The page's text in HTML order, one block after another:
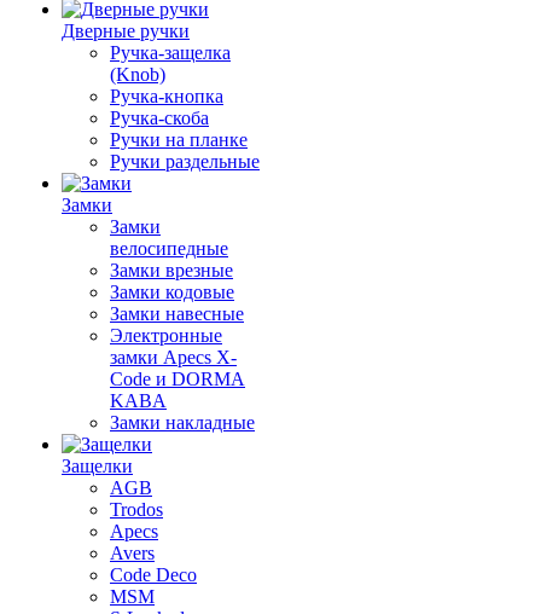
Дверные ручки
Ручка-защелка
(Knob)
Ручка-кнопка
Ручка-скоба
Ручки на планке
Ручки раздельные
Замки
Замки
велосипедные
Замки врезные
Замки кодовые
Замки навесные
Электронные
замки Apecs X-
Code и DORMA
KABA
Замки накладные
Защелки
AGB
Trodos
Apecs
Avers
Code Deco
MSM